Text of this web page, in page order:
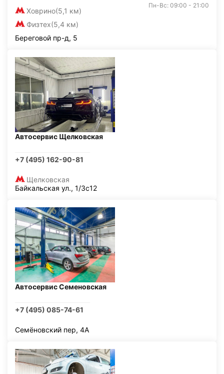
Ховрино(5,1 км)
Физтех(5,4 км)
Пн-Вс: 09:00 - 21:00
Береговой пр-д, 5
Автосервис Щелковская
+7 (495) 162-90-81
Щелковская
Байкальская ул., 1/3с12
Автосервис Семеновская
+7 (495) 085-74-61
Семёновский пер, 4А